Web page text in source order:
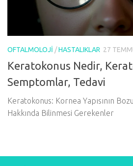
OFTALMOLOJI /HASTALIKLAR 27
Keratokonus Nedir,
Semptomlar, Tedavi
Keratokonus: Kornea Yapısının
Hakkında Bilinmesi Gerekenler